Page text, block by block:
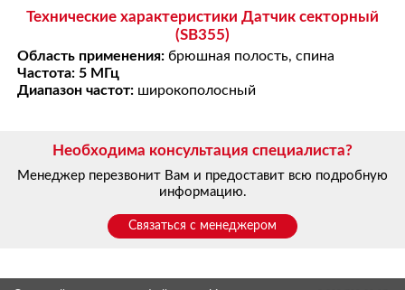
Технические характеристики Датчик секторный
(SB355)
Область применения: брюшная полость, спина
Частота: 5 МГц
Диапазон частот: широкополосный
Необходима консультация специалиста?
Менеджер перезвонит Вам и предоставит всю подробную
информацию.
Связаться с менеджером